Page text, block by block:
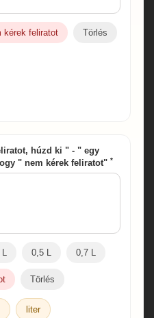
kérek feliratot Törlés
húzd ki " - " egy
" nem kérek feliratot" *
0,5 L 0,7 L
Törlés
liter